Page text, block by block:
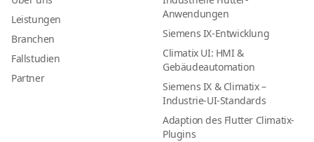
Leistungen
Branchen
Fallstudien
Partner
Anwendungen
Siemens IX-Entwicklung
Climatix UI: HMI &
Gebäudeautomation
Siemens IX & Climatix –
Industrie-UI-Standards
Adaption des Flutter Climatix-
Plugins